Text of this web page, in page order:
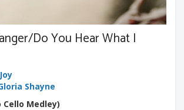
Do You Hear What I
Shayne
Cello Medley)